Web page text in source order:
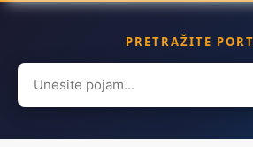
PRETRAŽITE
Search
for: